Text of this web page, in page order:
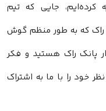
کرده‌ایم، جایی که تیم
راک که به طور منظم گوش
پانک راک هستید و فکر
خود را با ما به اشتراک